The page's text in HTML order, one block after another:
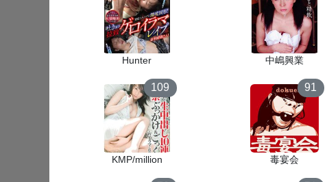
Hunter 中嶋興業
109
KMP/million
91
毒宴会